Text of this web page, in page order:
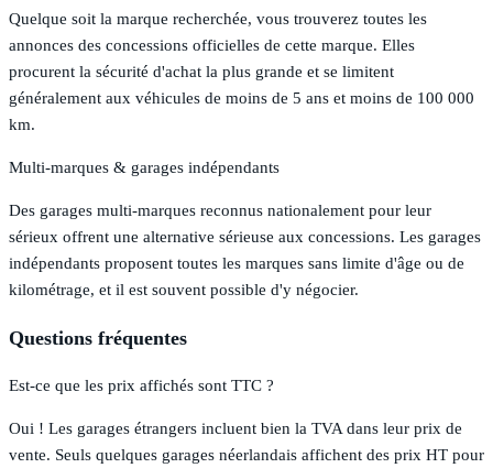
Quelque soit la marque recherchée, vous trouverez toutes les
annonces des concessions officielles de cette marque. Elles
procurent la sécurité d'achat la plus grande et se limitent
généralement aux véhicules de moins de 5 ans et moins de 100 000
km.
Multi-marques & garages indépendants
Des garages multi-marques reconnus nationalement pour leur
sérieux offrent une alternative sérieuse aux concessions. Les garages
indépendants proposent toutes les marques sans limite d'âge ou de
kilométrage, et il est souvent possible d'y négocier.
Questions fréquentes
Est-ce que les prix affichés sont TTC ?
Oui ! Les garages étrangers incluent bien la TVA dans leur prix de
vente. Seuls quelques garages néerlandais affichent des prix HT pour